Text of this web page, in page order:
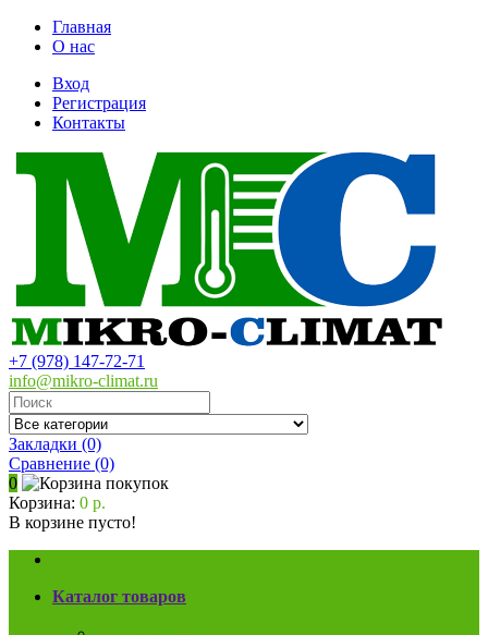
Главная
О нас
Вход
Регистрация
Контакты
+7 (978) 147-72-71
info@mikro-climat.ru
Закладки (0)
Сравнение (0)
0
Корзина: 0 р.
В корзине пусто!
Каталог товаров